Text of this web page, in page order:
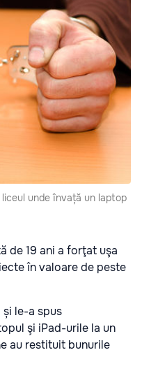
unde învață un laptop
de 19 ani a forţat uşa
în valoare de peste
le-a spus
şi iPad-urile la un
au restituit bunurile